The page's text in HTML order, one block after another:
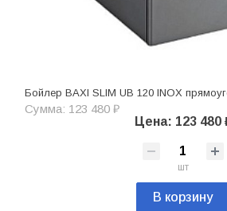
Бойлер BAXI SLIM UB 120 INOX
Сумма: 123 480 ₽
Цена: 123 480
шт
В корзину